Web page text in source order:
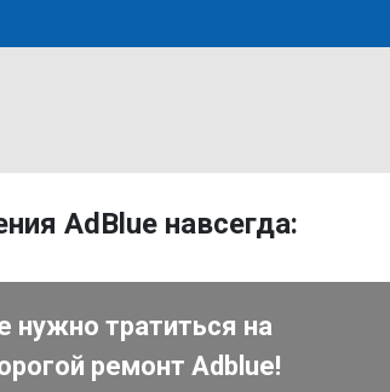
AdBlue навсегда:
нужно тратиться на
ремонт Adblue!